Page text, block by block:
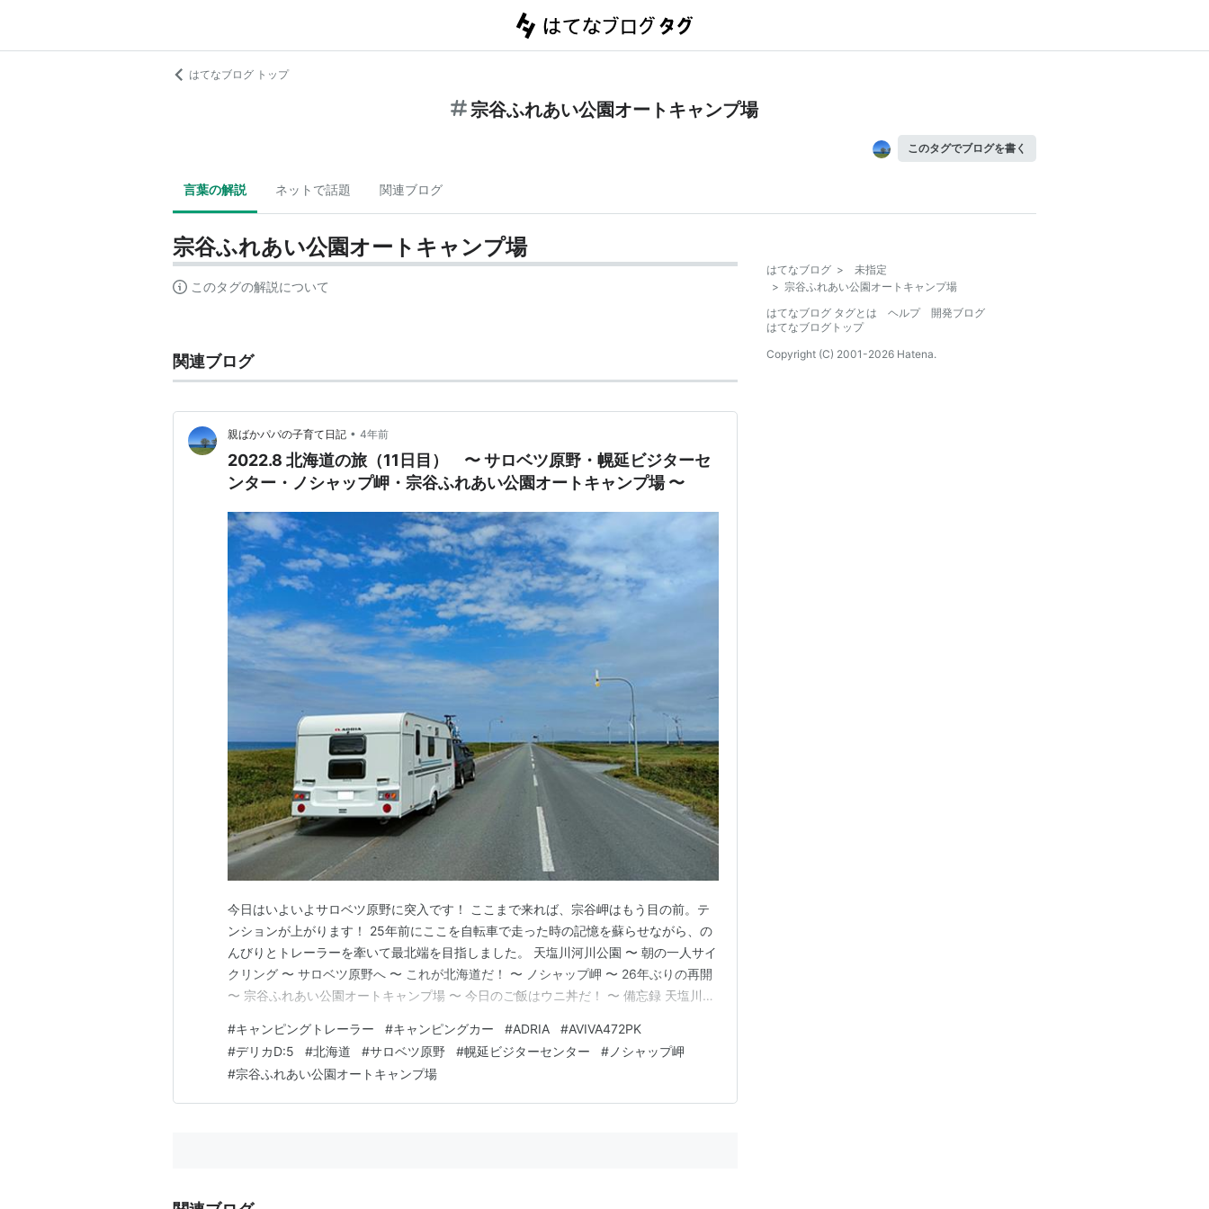
はてなブログ トップ
宗谷ふれあい公園オートキャンプ場
このタグでブログを書く
言葉の解説 ネットで話題 関連ブログ
宗谷ふれあい公園オートキャンプ場
このタグの解説について
関連ブログ
親ばかパパの子育て日記 • 4年前
2022.8 北海道の旅（11日目） 〜 サロベツ原野・幌延ビジターセ
ンター・ノシャップ岬・宗谷ふれあい公園オートキャンプ場 〜
今日はいよいよサロベツ原野に突入です！ ここまで来れば、宗谷岬はもう目の前。テ
ンションが上がります！ 25年前にここを自転車で走った時の記憶を蘇らせながら、の
んびりとトレーラーを牽いて最北端を目指しました。 天塩川河川公園 〜 朝の一人サイ
クリング 〜 サロベツ原野へ 〜 これが北海道だ！ 〜 ノシャップ岬 〜 26年ぶりの再開
〜 宗谷ふれあい公園オートキャンプ場 〜 今日のご飯はウニ丼だ！ 〜 備忘録 天塩川河
えません…残念です。けれど、昨日は見れてたからね〜。「すぐそこにある！」という
ことはわかっているの…
#キャンピングトレーラー #キャンピングカー #ADRIA #AVIVA472PK
#デリカD:5 #北海道 #サロベツ原野 #幌延ビジターセンター # ノシャップ岬
#宗谷ふれあい公園オートキャンプ場
はてなブログ >
未指定
> 宗谷ふれあい公園オートキャンプ場
はてなブログ タグとは
ヘルプ
開発ブログ
はてなブログトップ
Copyright (C) 2001-2026 Hatena.